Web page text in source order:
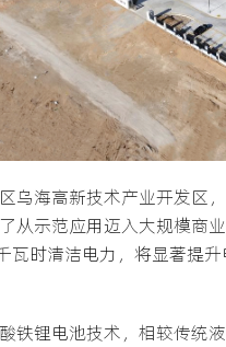
乌海高新技术产业开发区
从示范应用迈入大规模商
瓦时清洁电力，将显著提
铁锂电池技术，相较传统